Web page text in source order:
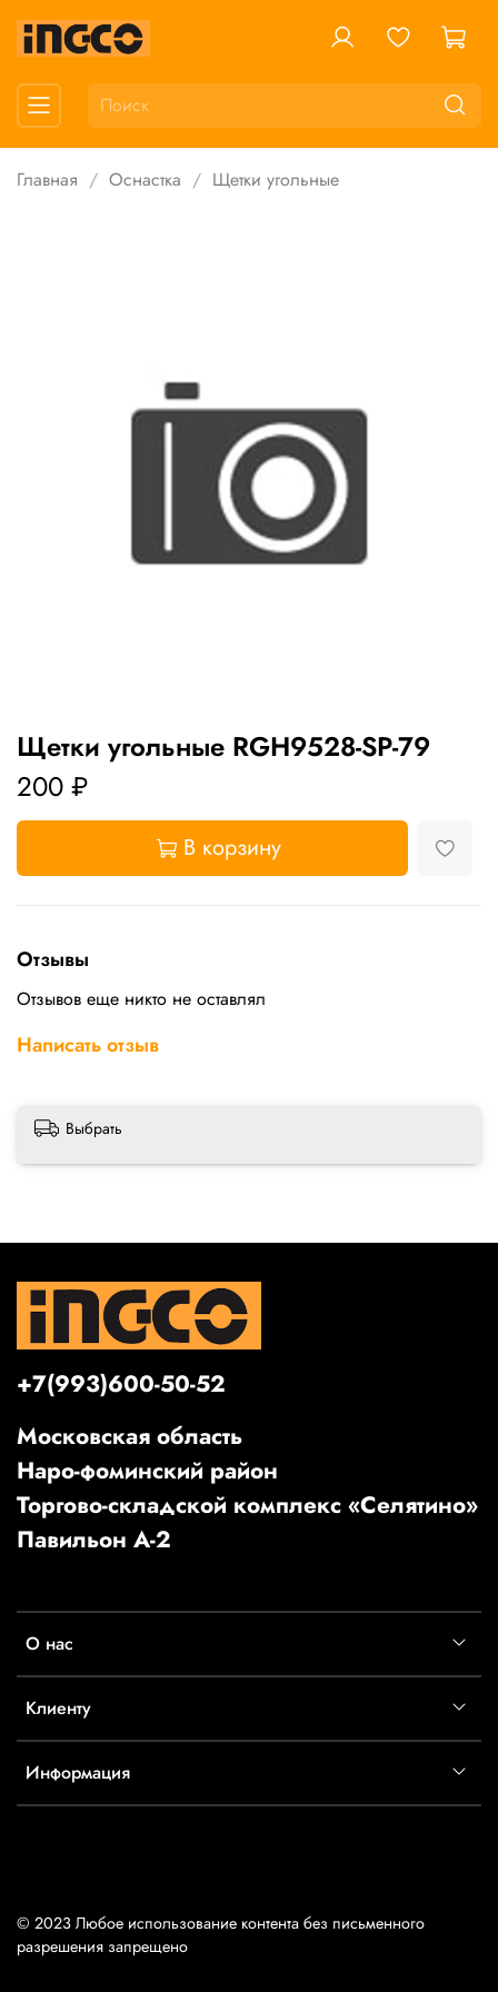
Главная Оснастка Щетки угольные
Щетки угольные RGH9528-SP-79
200 ₽
В корзину
Отзывы
Отзывов еще никто не оставлял
Написать отзыв
Выбрать
О нас
Клиенту
Информация
+7(993)600-50-52
Московская область
Наро-фоминский район
Торгово-складской комплекс «Селятино»
Павильон А-2
© 2023 Любое использование контента без письменного
разрешения запрещено